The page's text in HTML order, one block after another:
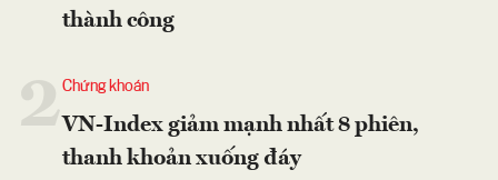
thành công
2Chứng khoán
VN-Index giảm mạnh nhất 8 phiên,
thanh khoản xuống đáy